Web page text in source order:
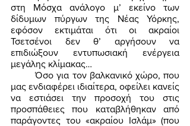
στη Μόσχα ανάλογο μ’ εκείνο των
δίδυμων πύργων της Νέας Υόρκης,
εφόσον εκτιμάται ότι οι ακραίοι
Τσετσένοι δεν θ’ αργήσουν να
επιδιώξουν εντυπωσιακή ενέργεια
μεγάλης κλίμακας…
	Όσο για τον βαλκανικό χώρο, που
μας ενδιαφέρει ιδιαίτερα, οφείλει κανείς
να εστιάσει την προσοχή του στις
προσπάθειες που καταβλήθηκαν από
παράγοντες του «ακραίου Ισλάμ» (που